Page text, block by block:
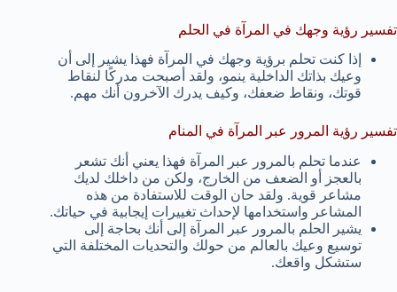
تفسير رؤية وجهك في المرآة في الحلم
إذا كنت تحلم برؤية وجهك في المرآة فهذا يشير إلى أن
وعيك بذاتك الداخلية ينمو، ولقد أصبحت مدركًا لنقاط
قوتك، ونقاط ضعفك، وكيف يدرك الآخرون أنك مهم.
تفسير رؤية المرور عبر المرآة في المنام
عندما تحلم بالمرور عبر المرآة فهذا يعني أنك تشعر
بالعجز أو الضعف من الخارج، ولكن من داخلك لديك
مشاعر قوية. ولقد حان الوقت للاستفادة من هذه
المشاعر واستخدامها لإحداث تغييرات إيجابية في حياتك.
يشير الحلم بالمرور عبر المرآة إلى أنك بحاجة إلى
توسيع وعيك بالعالم من حولك والتحديات المختلفة التي
ستشكل واقعك.